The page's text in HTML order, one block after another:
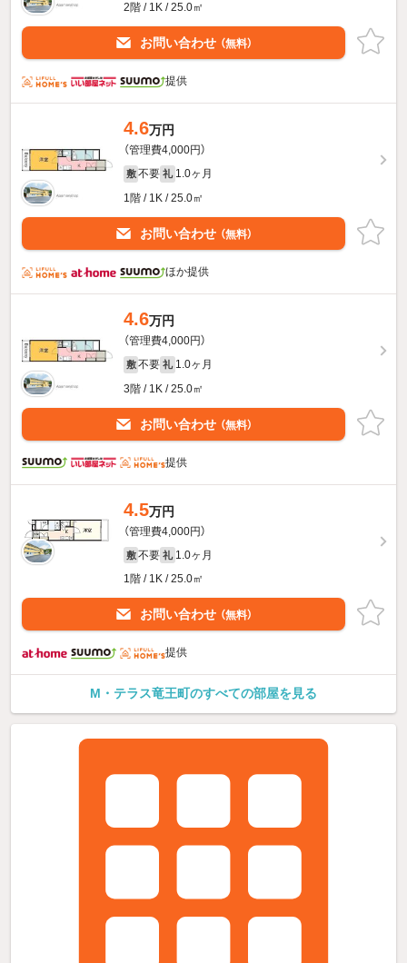
2階 / 1K / 25.0㎡
お問い合わせ （無料）
提供
4.6万円
（管理費4,000円）
敷 不要 礼 1.0ヶ月
1階 / 1K / 25.0㎡
お問い合わせ （無料）
ほか提供
4.6万円
（管理費4,000円）
敷 不要 礼 1.0ヶ月
3階 / 1K / 25.0㎡
お問い合わせ （無料）
提供
4.5万円
（管理費4,000円）
敷 不要 礼 1.0ヶ月
1階 / 1K / 25.0㎡
お問い合わせ （無料）
提供
M・テラス竜王町のすべての部屋を見る